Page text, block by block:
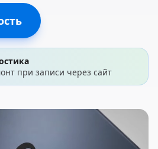
при записи через сайт